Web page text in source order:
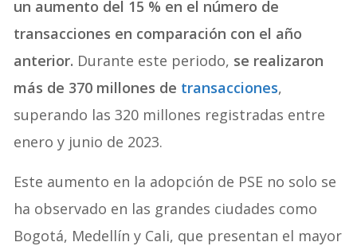
un aumento del 15 % en el número de
transacciones en comparación con el año
anterior. Durante este periodo, se realizaron
más de 370 millones de transacciones,
superando las 320 millones registradas entre
enero y junio de 2023.
Este aumento en la adopción de PSE no solo se
ha observado en las grandes ciudades como
Bogotá, Medellín y Cali, que presentan el mayor